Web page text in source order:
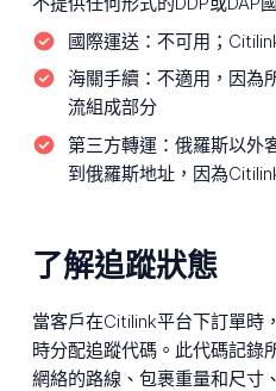
國際運送： 不可用；
海關手續： 不適用，因為
流組成部分
第三方轉運： 俄羅斯以外
到俄羅斯地址，因為
了解追蹤狀態
當客戶在Citilink平台下訂單時
時分配追蹤代碼。此代碼記錄
網絡的路線、包裹重量和尺寸